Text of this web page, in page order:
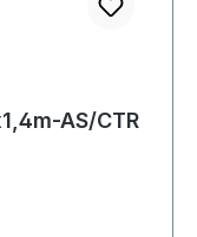
AS/CTR